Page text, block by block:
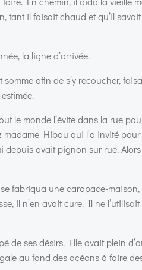
tant il faisait chaud et qu’il
la ligne d’arrivée.
afin de s’y recoucher,
le monde l’évite dans la rue
Hibou qui l’a invité pour
avait pignon sur rue.
fabriqua une carapace-maison,
il n’en avait cure. Il ne l’utilisait
ses désirs. Elle avait plein
au fond des océans à faire